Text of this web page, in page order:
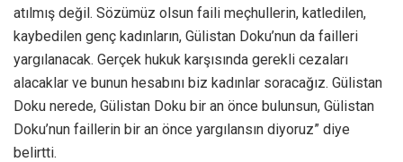
atılmış değil. Sözümüz olsun faili meçhullerin, katledilen,
kaybedilen genç kadınların, Gülistan Doku’nun da failleri
yargılanacak. Gerçek hukuk karşısında gerekli cezaları
alacaklar ve bunun hesabını biz kadınlar soracağız. Gülistan
Doku nerede, Gülistan Doku bir an önce bulunsun, Gülistan
Doku’nun faillerin bir an önce yargılansın diyoruz” diye
belirtti.